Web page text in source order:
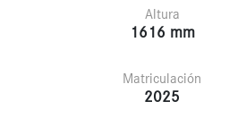
Altura
1616 mm
Matriculación
2025